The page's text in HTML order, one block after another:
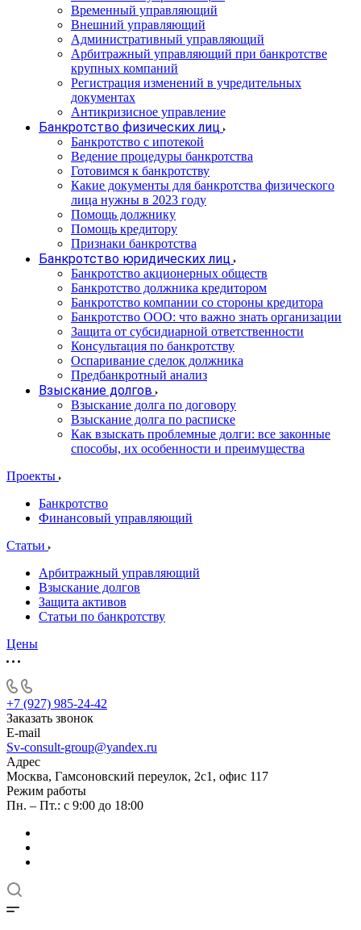
Временный управляющий
Внешний управляющий
Административный управляющий
Арбитражный управляющий при банкротстве
крупных компаний
Регистрация изменений в учредительных
документах
Антикризисное управление
Банкротство физических лиц
Банкротство с ипотекой
Ведение процедуры банкротства
Готовимся к банкротству
Какие документы для банкротства физического
лица нужны в 2023 году
Помощь должнику
Помощь кредитору
Признаки банкротства
Банкротство юридических лиц
Банкротство акционерных обществ
Банкротство должника кредитором
Банкротство компании со стороны кредитора
Банкротство ООО: что важно знать организации
Защита от субсидиарной ответственности
Консультация по банкротству
Оспаривание сделок должника
Предбанкротный анализ
Взыскание долгов
Взыскание долга по договору
Взыскание долга по расписке
Как взыскать проблемные долги: все законные
способы, их особенности и преимущества
Проекты
Банкротство
Финансовый управляющий
Статьи
Арбитражный управляющий
Взыскание долгов
Защита активов
Статьи по банкротству
Цены
+7 (927) 985-24-42
Заказать звонок
E-mail
Sv-consult-group@yandex.ru
Адрес
Москва, Гамсоновский переулок, 2с1, офис 117
Режим работы
Пн. – Пт.: с 9:00 до 18:00